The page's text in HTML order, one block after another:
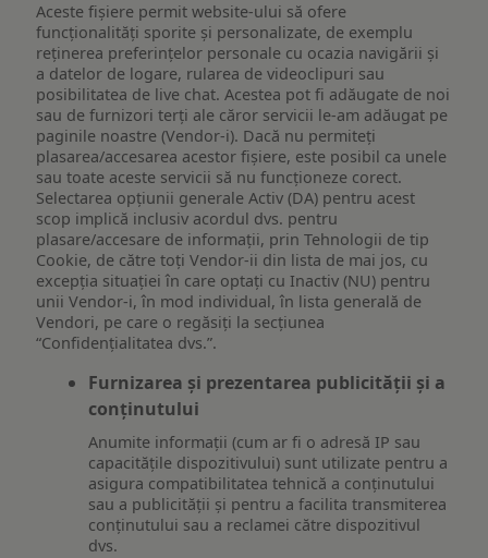
Aceste fișiere permit website-ului să ofere
funcționalități sporite și personalizate, de exemplu
reţinerea preferinţelor personale cu ocazia navigării și
a datelor de logare, rularea de videoclipuri sau
posibilitatea de live chat. Acestea pot fi adăugate de noi
sau de furnizori terți ale căror servicii le-am adăugat pe
paginile noastre (Vendor-i). Dacă nu permiteți
plasarea/accesarea acestor fișiere, este posibil ca unele
sau toate aceste servicii să nu funcționeze corect.
Selectarea opțiunii generale Activ (DA) pentru acest
scop implică inclusiv acordul dvs. pentru
plasare/accesare de informații, prin Tehnologii de tip
Cookie, de către toți Vendor-ii din lista de mai jos, cu
excepția situației în care optați cu Inactiv (NU) pentru
unii Vendor-i, în mod individual, în lista generală de
Vendori, pe care o regăsiți la secțiunea
“Confidențialitatea dvs.”.
Furnizarea și prezentarea publicității și a
conținutului
Anumite informații (cum ar fi o adresă IP sau
capacitățile dispozitivului) sunt utilizate pentru a
asigura compatibilitatea tehnică a conținutului
sau a publicității și pentru a facilita transmiterea
conținutului sau a reclamei către dispozitivul
dvs.